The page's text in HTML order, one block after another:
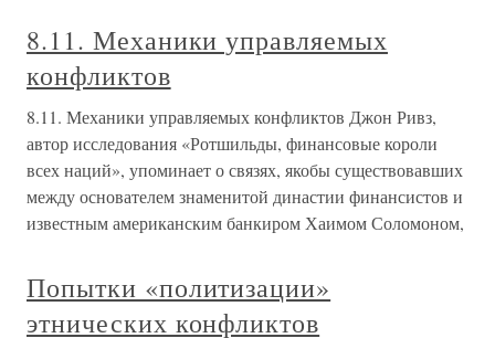
8.11. Механики управляемых
конфликтов
8.11. Механики управляемых конфликтов Джон Ривз,
автор исследования «Ротшильды, финансовые короли
всех наций», упоминает о связях, якобы существовавших
между основателем знаменитой династии финансистов и
известным американским банкиром Хаимом Соломоном,
Попытки «политизации»
этнических конфликтов